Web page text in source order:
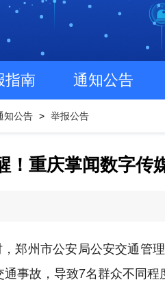
指南 通知公告
知公告 > 举报公告
！重庆掌闻数字传
郑州市公安局公安交通管
事故，导致7名群众不同